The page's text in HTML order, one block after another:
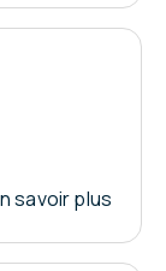
un
savoir plus